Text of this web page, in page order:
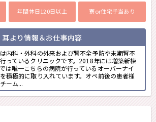
年間休日120日以上 寮or住宅手当あり
耳より情報＆お仕事内容
内科・外科の外来および腎不全予防や末期腎不
っているクリニックです。2018年には増築新棟
は唯一こちらの病院が行っているオーバーナイ
積極的に取り入れています。オペ前後の患者様
ーム...